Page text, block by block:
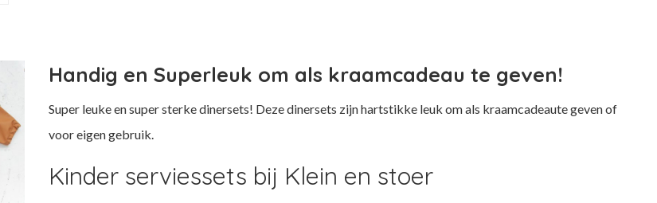
Handig en Superleuk om als kraamcadeau te geven!
Super leuke en super sterke dinersets! Deze dinersets zijn hartstikke leuk om als kraamcadeaute geven of
voor eigen gebruik.
Kinder serviessets bij Klein en stoer